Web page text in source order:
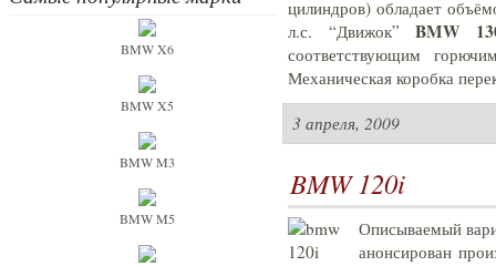
BMW X6
BMW X5
BMW M3
BMW M5
цилиндров) обладает
л.с. “Движок”BMW
соответствующим
Механическая коробка
3 апреля, 2009
BMW 120i
Описываемый
анонсирован